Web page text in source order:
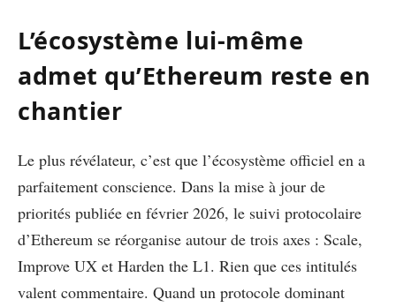
L’écosystème lui-même
admet qu’Ethereum reste en
chantier
Le plus révélateur, c’est que l’écosystème officiel en a
parfaitement conscience. Dans la mise à jour de
priorités publiée en février 2026, le suivi protocolaire
d’Ethereum se réorganise autour de trois axes : Scale,
Improve UX et Harden the L1. Rien que ces intitulés
valent commentaire. Quand un protocole dominant